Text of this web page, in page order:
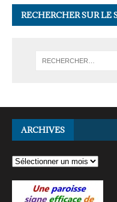
RECHERCHER SUR LE
ARCHIVES